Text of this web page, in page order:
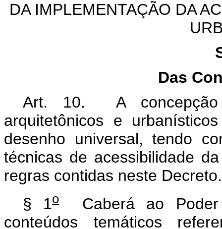
DA IMPLEMENTAÇÃO DA
Das
Art. 10. A concepção
arquitetônicos e
desenho universal, tendo
técnicas de acessibilidade
regras contidas neste Decreto.
§ 1oCaberá ao Poder
conteúdos temáticos